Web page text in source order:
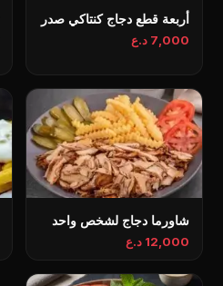
أربعة قطع دجاج كنتاكي صدر
7,000 د.ع
شاورما دجاج لشخص واحد
12,000 د.ع